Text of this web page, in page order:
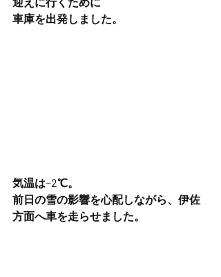
車庫を出発しました。
気温は−2℃。
前日の雪の影響を心配しながら、伊佐
方面へ車を走らせました。